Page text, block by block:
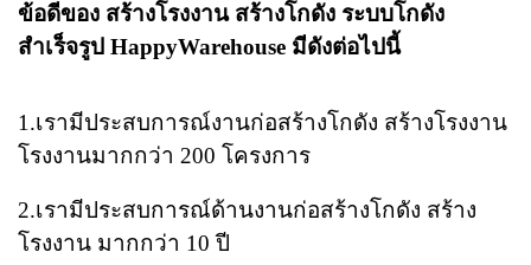
ข้อดีของ สร้างโรงงาน สร้างโกดัง ระบบโกดัง
สำเร็จรูป​ Happy​Warehouse มีดังต่อไปนี้
1.เรามีประสบการณ์งานก่อสร้างโกดัง สร้างโรงงาน​
โรงงานมากกว่า​ 200​ โครงการ
2.เรามีประสบการณ์​ด้านงานก่อสร้างโกดัง สร้าง
โรงงาน มากกว่า​ 10 ปี